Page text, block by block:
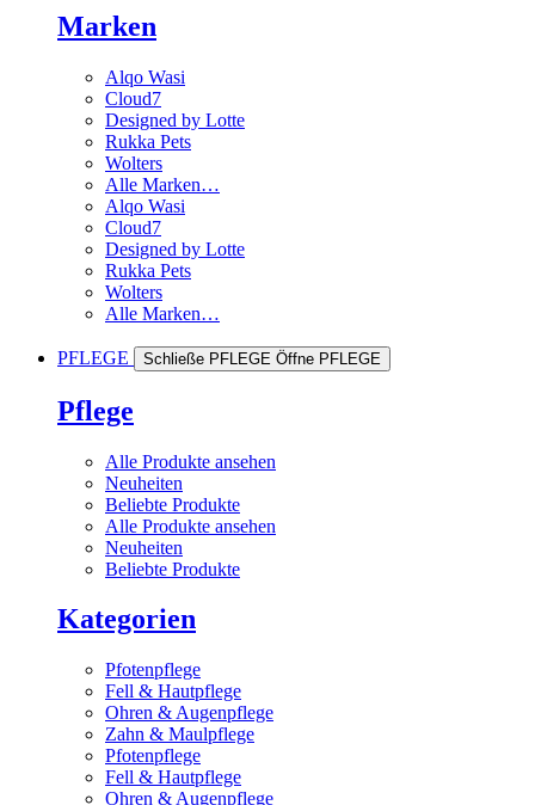
Marken
Alqo Wasi
Cloud7
Designed by Lotte
Rukka Pets
Wolters
Alle Marken…
Alqo Wasi
Cloud7
Designed by Lotte
Rukka Pets
Wolters
Alle Marken…
PFLEGE Schließe PFLEGE Öffne PFLEGE
Pflege
Alle Produkte ansehen
Neuheiten
Beliebte Produkte
Alle Produkte ansehen
Neuheiten
Beliebte Produkte
Kategorien
Pfotenpflege
Fell & Hautpflege
Ohren & Augenpflege
Zahn & Maulpflege
Pfotenpflege
Fell & Hautpflege
Ohren & Augenpflege